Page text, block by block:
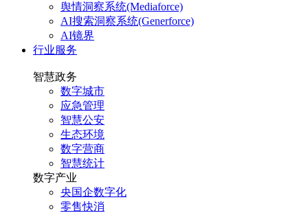
舆情洞察系统(Mediaforce)
AI搜索洞察系统(Generforce)
AI镜界
行业服务
智慧政务
数字城市
应急管理
智慧公安
生态环境
数字营商
智慧统计
数字产业
央国企数字化
零售快消